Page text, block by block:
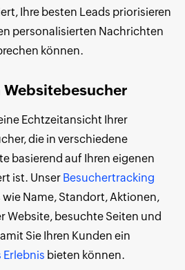
Ihre besten Leads priorisieren
personalisierten Nachrichten
können.
Websitebesucher
Echtzeitansicht Ihrer
die in verschiedene
basierend auf Ihren eigenen
ist. Unser Besuchertracking
Name, Standort, Aktionen,
Website, besuchte Seiten und
Sie Ihren Kunden ein
bieten können.